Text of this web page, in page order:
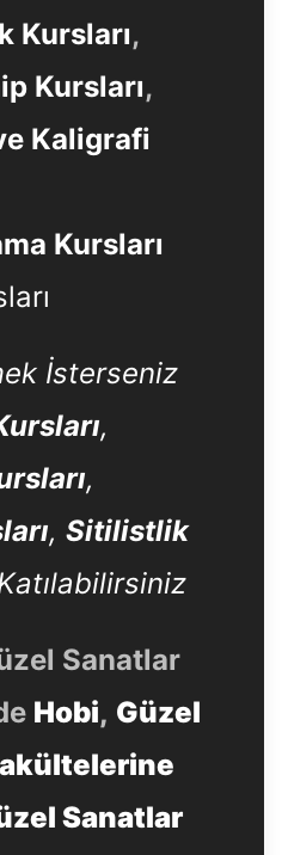
Kursları,
Kursları,
Kaligrafi
Kursları
İsterseniz
,
,
, Sitilistlik
Sanatlar
Hobi, Güzel
Sanatlar